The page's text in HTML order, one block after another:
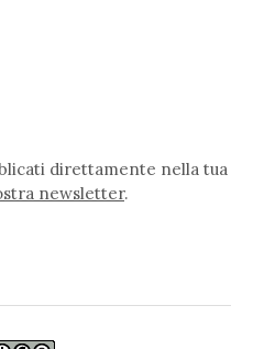
direttamente nella tua
newsletter.